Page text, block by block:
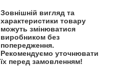
Зовнішній вигляд та
характеристики товару
можуть змінюватися
виробником без
попередження.
Рекомендуємо уточнювати
їх перед замовленням!